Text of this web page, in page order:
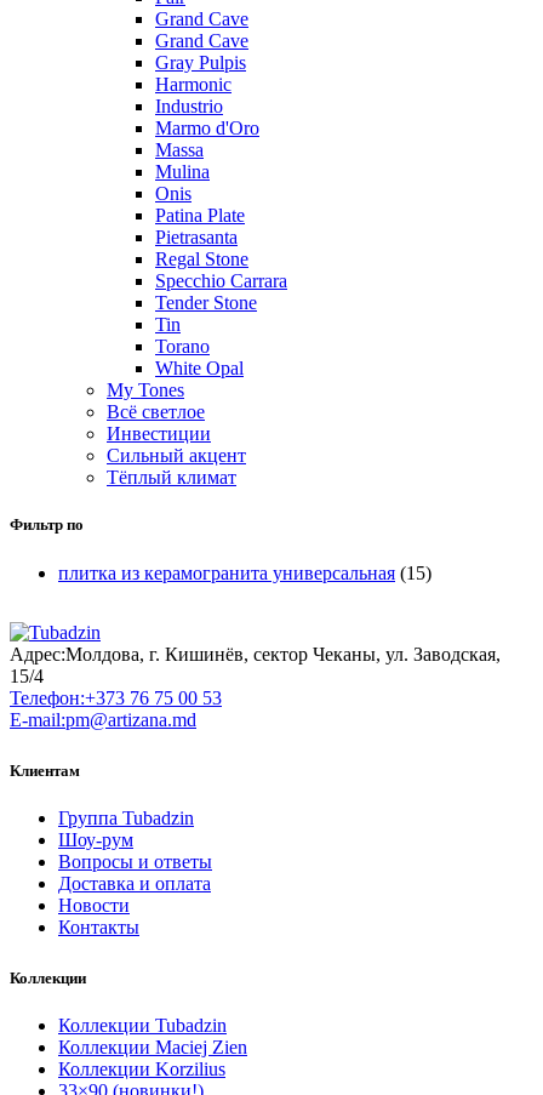
Grand Cave
Grand Cave
Gray Pulpis
Harmonic
Industrio
Marmo d'Oro
Massa
Mulina
Onis
Patina Plate
Pietrasanta
Regal Stone
Specchio Carrara
Tender Stone
Tin
Torano
White Opal
My Tones
Всё светлое
Инвестиции
Сильный акцент
Тёплый климат
Фильтр по
плитка из керамогранита универсальная (15)
Адрес:Молдова, г. Кишинёв, сектор Чеканы, ул. Заводская,
15/4
Телефон:+373 76 75 00 53
E-mail:pm@artizana.md
Клиентам
Группа Tubadzin
Шоу-рум
Вопросы и ответы
Доставка и оплата
Новости
Контакты
Коллекции
Коллекции Tubadzin
Коллекции Maciej Zien
Коллекции Korzilius
33×90 (новинки!)